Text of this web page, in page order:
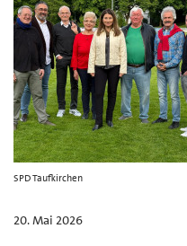
SPD Taufkirchen
20. Mai 2026